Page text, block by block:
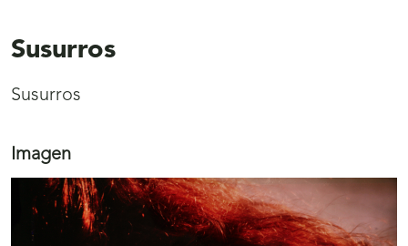
Susurros
Susurros
Imagen